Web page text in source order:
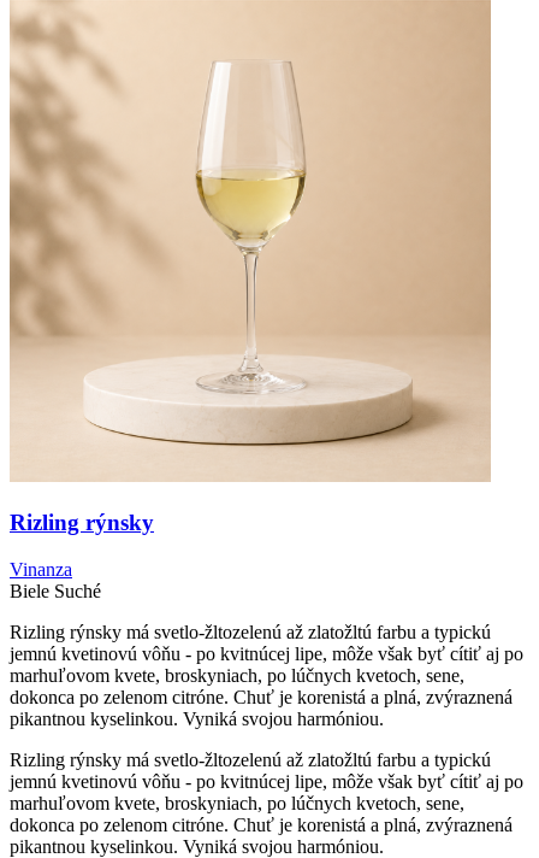
Rizling rýnsky
Vinanza
Biele Suché
Rizling rýnsky má svetlo-žltozelenú až zlatožltú farbu a typickú
jemnú kvetinovú vôňu - po kvitnúcej lipe, môže však byť cítiť aj po
marhuľovom kvete, broskyniach, po lúčnych kvetoch, sene,
dokonca po zelenom citróne. Chuť je korenistá a plná, zvýraznená
pikantnou kyselinkou. Vyniká svojou harmóniou.
Rizling rýnsky má svetlo-žltozelenú až zlatožltú farbu a typickú
jemnú kvetinovú vôňu - po kvitnúcej lipe, môže však byť cítiť aj po
marhuľovom kvete, broskyniach, po lúčnych kvetoch, sene,
dokonca po zelenom citróne. Chuť je korenistá a plná, zvýraznená
pikantnou kyselinkou. Vyniká svojou harmóniou.